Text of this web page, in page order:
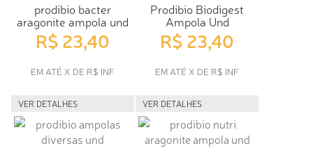
prodibio bacter
aragonite ampola und
R$ 23,40
EM ATÉ X DE R$ INF
VER DETALHES
Prodibio Biodigest
Ampola Und
R$ 23,40
EM ATÉ X DE R$ INF
VER DETALHES